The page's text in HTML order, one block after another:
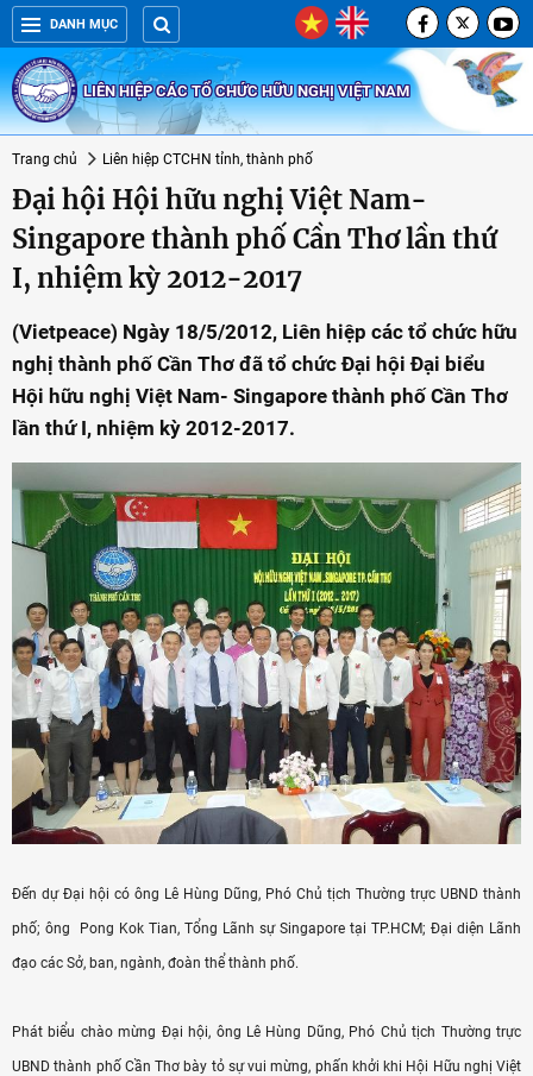
DANH MỤC
LIÊN HIỆP CÁC TỔ CHỨC HỮU NGHỊ VIỆT NAM
Trang chủ Liên hiệp CTCHN tỉnh, thành phố
Đại hội Hội hữu nghị Việt Nam-
Singapore thành phố Cần Thơ lần thứ
I, nhiệm kỳ 2012-2017
(Vietpeace) Ngày 18/5/2012, Liên hiệp các tổ chức hữu
nghị thành phố Cần Thơ đã tổ chức Đại hội Đại biểu
Hội hữu nghị Việt Nam- Singapore thành phố Cần Thơ
lần thứ I, nhiệm kỳ 2012-2017.
Đến dự Đại hội có ông Lê Hùng Dũng, Phó Chủ tịch Thường trực UBND thành
phố; ông Pong Kok Tian, Tổng Lãnh sự Singapore tại TP.HCM; Đại diện Lãnh
đạo các Sở, ban, ngành, đoàn thể thành phố.
Phát biểu chào mừng Đại hội, ông Lê Hùng Dũng, Phó Chủ tịch Thường trực
UBND thành phố Cần Thơ bày tỏ sự vui mừng, phấn khởi khi Hội Hữu nghị Việt